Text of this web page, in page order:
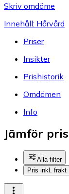
Skriv omdöme
Innehåll: Hårvård
Priser
Insikter
Prishistorik
Omdömen
Info
Jämför
Alla filter
Pris inkl. frakt